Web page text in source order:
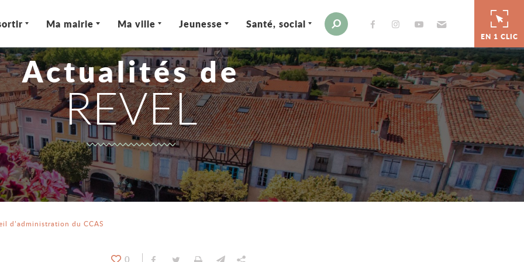
EN 1 CLIC
Moteur de recherche
Ma mairie Ma ville Jeunesse Santé, social Envoyer par e-mail
Actualités de
REVEL
d’administration du CCAS
0 Partager sur Facebook
Partager sur Twitter
ImprimerEnvoyer par e-mail